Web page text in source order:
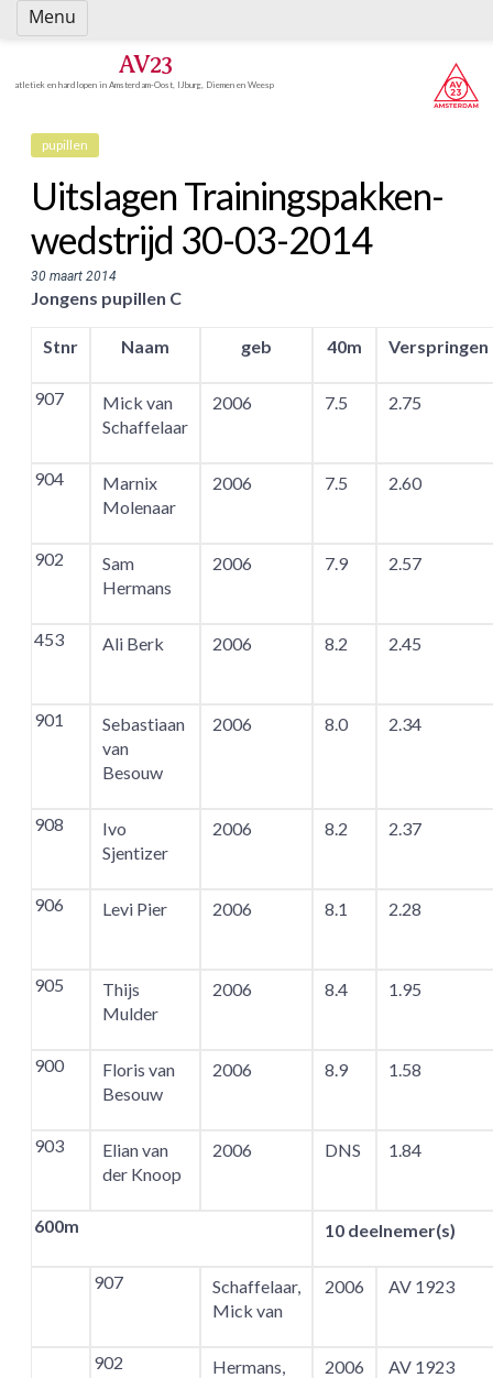
Spring
naar
AV23
atletiek en hardlopen in Amsterdam-Oost, IJburg, Diemen en Weesp
pupillen
Uitslagen Trainingspakken-
wedstrijd 30-03-2014
30 maart 2014
Jongens pupillen C
Stnr Naam geb 40m Verspringen
907
Mick van
Schaffelaar
2006 7.5 2.75
904
Marnix
Molenaar
2006 7.5 2.60
902
Sam
Hermans
2006 7.9 2.57
453 Ali Berk 2006 8.2 2.45
901
Sebastiaan
van
Besouw
2006 8.0 2.34
908
Ivo
Sjentizer
2006 8.2 2.37
906 Levi Pier 2006 8.1 2.28
905
Thijs
Mulder
2006 8.4 1.95
900
Floris van
Besouw
2006 8.9 1.58
903
Elian van
der Knoop
2006 DNS 1.84
600m 10 deelnemer(s)
907
Schaffelaar,
Mick van
2006 AV 1923
902
Hermans,
2006 AV 1923
Menu